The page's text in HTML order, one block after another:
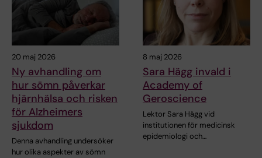
20 maj 2026
Ny avhandling om
hur sömn påverkar
hjärnhälsa och risken
för Alzheimers
sjukdom
Denna avhandling undersöker
hur olika aspekter av sömn
8 maj 2026
Sara Hägg invald i
Academy of
Geroscience
Lektor Sara Hägg vid
institutionen för medicinsk
epidemiologi och…